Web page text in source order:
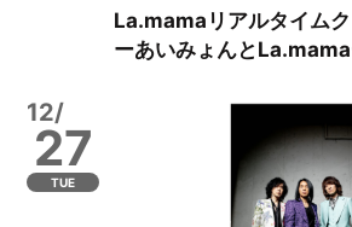
La.mamaリアルタイム
ーあいみょんと
12/
27
TUE